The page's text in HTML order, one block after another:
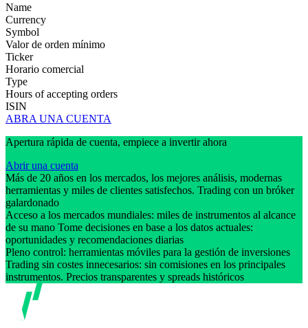
Name
Currency
Symbol
Valor de orden mínimo
Ticker
Horario comercial
Type
Hours of accepting orders
ISIN
ABRA UNA CUENTA
Apertura rápida de cuenta, empiece a invertir ahora
Abrir una cuenta
Más de 20 años en los mercados, los mejores análisis, modernas
herramientas y miles de clientes satisfechos. Trading con un bróker
galardonado
Acceso a los mercados mundiales: miles de instrumentos al alcance
de su mano Tome decisiones en base a los datos actuales:
oportunidades y recomendaciones diarias
Pleno control: herramientas móviles para la gestión de inversiones
Trading sin costes innecesarios: sin comisiones en los principales
instrumentos. Precios transparentes y spreads históricos